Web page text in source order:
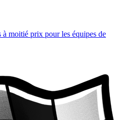
moitié prix pour les équipes de